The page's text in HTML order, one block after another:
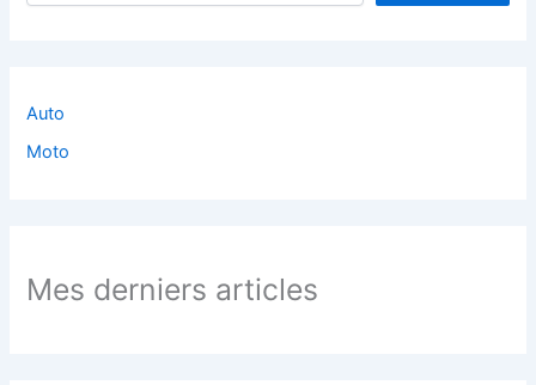
Auto
Moto
Mes derniers articles